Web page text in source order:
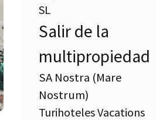
SL
Salir de la
multipropiedad
SA Nostra (Mare
Nostrum)
Turihoteles Vacations